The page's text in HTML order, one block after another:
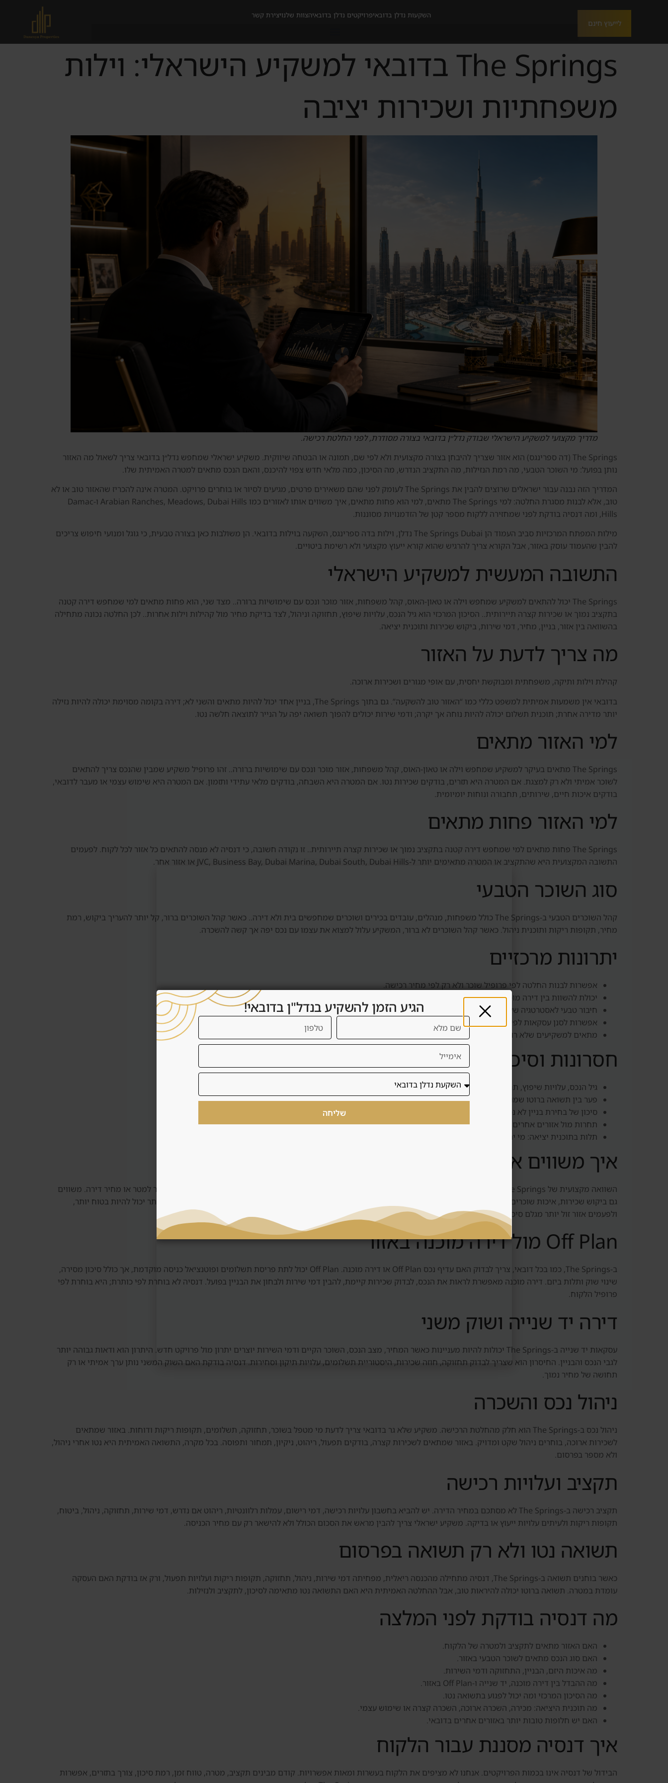
השקעות נדלן בדובאיפרויקטים נדלן בדובאיהצוות שלנויצירת קשר
לייעוץ חינם
The Springs בדובאי למשקיע הישראלי: וילות
משפחתיות ושכירות יציבה
מדריך מקצועי למשקיע הישראלי שבודק נדל״ן בדובאי בצורה מסודרת, לפני החלטת רכישה.
The Springs (דה ספרינגס) הוא אזור שצריך להיבחן בצורה מקצועית ולא לפי שם, תמונה או הבטחה שיווקית. משקיע ישראלי שמחפש נדל״ן בדובאי צריך לשאול מה האזור
נותן בפועל: מי השוכר הטבעי, מה רמת הנזילות, מה התקציב הנדרש, מה הסיכון, כמה מלאי חדש צפוי להיכנס, והאם הנכס מתאים למטרה האמיתית שלו.
המדריך הזה נבנה עבור ישראלים שרוצים להבין את The Springs לעומק לפני שהם משאירים פרטים, מגיעים לסיור או בוחרים פרויקט. המטרה אינה להכריז שהאזור טוב או לא
טוב, אלא לבנות מסגרת החלטה: למי The Springs מתאים, למי הוא פחות מתאים, איך משווים אותו לאזורים כמו Arabian Ranches, Meadows, Dubai Hills ו-Damac
Hills, ומה דנסיה בודקת לפני שמחזירה ללקוח מספר קטן של הזדמנויות מסוננות.
מילות המפתח המרכזיות סביב העמוד הן The Springs Dubai נדלן, וילות בדה ספרינגס, השקעה בוילות בדובאי. הן משולבות כאן בצורה טבעית, כי גוגל ומנועי חיפוש צריכים
להבין שהעמוד עוסק באזור, אבל הקורא צריך להרגיש שהוא קורא ייעוץ מקצועי ולא רשימת ביטויים.
התשובה המעשית למשקיע הישראלי
The Springs יכול להתאים למשקיע שמחפש וילה או טאון-האוס, קהל משפחות, אזור מוכר ונכס עם שימושיות ברורה.. מצד שני, הוא פחות מתאים למי שמחפש דירה קטנה
בתקציב נמוך או שכירות קצרה תיירותית.. הסיכון המרכזי הוא גיל הנכס, עלויות שיפוץ, תחזוקה וניהול, לצד בדיקת מחיר מול קהילות וילות אחרות.. לכן החלטה נכונה מתחילה
בהשוואה בין אזור, בניין, מחיר, דמי שירות, ביקוש שכירות ותוכנית יציאה.
מה צריך לדעת על האזור
קהילת וילות ותיקה, משפחתית ומבוקשת יחסית, עם אופי מגורים ושכירות ארוכה.
בדובאי אין משמעות אמיתית למשפט כללי כמו “האזור טוב להשקעה”. גם בתוך The Springs, בניין אחד יכול להיות מתאים והשני לא; דירה בקומה מסוימת יכולה להיות נזילה
יותר מדירה אחרת; תוכנית תשלום יכולה להיות נוחה אך יקרה; ודמי שירות יכולים להפוך תשואה יפה על הנייר לתוצאה חלשה נטו.
למי האזור מתאים
The Springs מתאים בעיקר למשקיע שמחפש וילה או טאון-האוס, קהל משפחות, אזור מוכר ונכס עם שימושיות ברורה.. זהו פרופיל משקיע שמבין שהנכס צריך להתאים
לשוכר אמיתי ולא רק למצגת. אם המטרה היא תזרים, בודקים שכירות נטו. אם המטרה היא השבחה, בודקים מלאי עתידי ותזמון. אם המטרה היא שימוש עצמי או מעבר לדובאי,
בודקים איכות חיים, שירותים, תחבורה ונוחות יומיומית.
למי האזור פחות מתאים
The Springs פחות מתאים למי שמחפש דירה קטנה בתקציב נמוך או שכירות קצרה תיירותית.. זו נקודה חשובה, כי דנסיה לא מנסה להתאים כל אזור לכל לקוח. לפעמים
התשובה המקצועית היא שהתקציב או המטרה מתאימים יותר ל-JVC, Business Bay, Dubai Marina, Dubai South, Dubai Hills או אזור אחר.
סוג השוכר הטבעי
קהל השוכרים הטבעי ב-The Springs כולל משפחות, מנהלים, עובדים בכירים ושוכרים שמחפשים בית ולא דירה.. כאשר קהל השוכרים ברור, קל יותר להעריך ביקוש, רמת
מחיר, תקופות ריקות ותוכנית ניהול. כאשר קהל השוכרים לא ברור, המשקיע עלול למצוא את עצמו עם נכס יפה אך קשה להשכרה.
יתרונות מרכזיים
אפשרות לבנות החלטה לפי פרופיל שוכר ולא רק לפי מחיר רכישה.
יכולת להשוות בין דירה מוכנה, דירה יד שנייה ו-Off Plan בהתאם למלאי באזור.
חיבור טבעי לאסטרטגיה של שכירות ארוכה או שימוש עצמי, לפי סוג הנכס.
אפשרות לסנן עסקאות לפי מחיר, דמי שירות, איכות בניין ותוכנית יציאה.
מתאים למשקיעים שלא רוצים לקבל רשימה ארוכה של פרויקטים אלא מספר קטן של אפשרויות שנבדקו.
חסרונות וסיכונים
גיל הנכס, עלויות שיפוץ, תחזוקה וניהול, לצד בדיקת מחיר מול קהילות וילות אחרות.
פער בין תשואה ברוטו שמוצגת בשיווק לבין תשואה נטו אחרי דמי שירות, ניהול, תחזוקה ותקופות ריקות.
סיכון של בחירת בניין לא נכון בתוך אזור שנשמע נכון.
תחרות מול אזורים אחרים כמו Arabian Ranches, Meadows, Dubai Hills ו-Damac Hills, שבהם ייתכן שהתקציב עובד טוב יותר.
תלות בתוכנית יציאה: מי יהיה הקונה הבא, האם השוק מספיק נזיל, ומה יקרה אם צריך למכור מוקדם.
איך משווים את האזור לאזורים אחרים
השוואה מקצועית של The Springs צריכה לכלול לפחות את Arabian Ranches, Meadows, Dubai Hills ו-Damac Hills. לא משווים רק מחיר למטר או מחיר דירה. משווים
גם ביקוש שכירות, איכות שוכרים, תחבורה, קרבה למוקדי תעסוקה, תחזוקה, דמי שירות, מלאי עתידי, רמת יזמים וסחירות. לפעמים אזור יקר יותר יכול להיות בטוח יותר,
ולפעמים אזור זול יותר מגלם סיכון שלא רואים במבט ראשון.
Off Plan מול דירה מוכנה באזור
ב-The Springs, כמו בכל דובאי, צריך לבדוק האם עדיף נכס Off Plan או דירה מוכנה. Off Plan יכול לתת פריסת תשלומים ופוטנציאל כניסה מוקדמת, אך כולל סיכון מסירה,
שינוי שוק ותלות ביזם. דירה מוכנה מאפשרת לראות את הנכס, לבדוק שכירות קיימת, להבין דמי שירות ולבחון את הבניין בפועל. דנסיה לא בוחרת לפי כותרת; היא בוחרת לפי
פרופיל הלקוח.
דירה יד שנייה ושוק משני
עסקאות יד שנייה ב-The Springs יכולות להיות מעניינות כאשר המחיר, מצב הנכס, השוכר הקיים ודמי השירות יוצרים יתרון מול פרויקט חדש. היתרון הוא ודאות גבוהה יותר
לגבי הנכס והבניין. החיסרון הוא שצריך לבדוק תחזוקה, חוזה שכירות, היסטוריית תשלומים, עלויות תיקון וסחירות. דנסיה בודקת האם השוק המשני נותן ערך אמיתי או רק
תחושה של מחיר נמוך.
ניהול נכס והשכרה
ניהול נכס ב-The Springs הוא חלק מהחלטת הרכישה. משקיע שלא גר בדובאי צריך לדעת מי מטפל בשוכר, תחזוקה, תשלומים, תקופות ריקות ודוחות. באזור שמתאים
לשכירות ארוכה, בוחרים ניהול שקט ומדויק. באזור שמתאים לשכירות קצרה, בודקים תפעול, ריהוט, ניקיון, תמחור ותפוסה. בכל מקרה, התשואה האמיתית היא נטו אחרי ניהול,
ולא מספר בפרסום.
תקציב ועלויות רכישה
תקציב רכישה ב-The Springs לא מסתכם במחיר הדירה. יש להביא בחשבון עלויות רכישה, דמי רישום, עמלות רלוונטיות, ריהוט אם נדרש, דמי שירות, תחזוקה, ניהול, ביטוח,
תקופות ריקות ולעיתים עלויות ייעוץ או בדיקה. משקיע ישראלי צריך להבין מראש את הסכום הכולל ולא להישאר רק עם מחיר הכניסה.
תשואה נטו ולא רק תשואה בפרסום
כאשר בוחנים תשואה ב-The Springs, דנסיה מתחילה מהכנסה ריאלית, מפחיתה דמי שירות, ניהול, תחזוקה, תקופות ריקות ועלויות תפעול, ורק אז בודקת האם העסקה
עומדת במטרה. תשואה ברוטו יכולה להיראות טוב, אבל ההחלטה האמיתית היא האם התשואה נטו מתאימה לסיכון, לתקציב ולנזילות.
מה דנסיה בודקת לפני המלצה
האם האזור מתאים לתקציב ולמטרה של הלקוח.
האם סוג הנכס מתאים לשוכר הטבעי באזור.
מה איכות היזם, הבניין, התחזוקה ודמי השירות.
מה ההבדל בין דירה מוכנה, יד שנייה ו-Off Plan באזור.
מה הסיכון המרכזי ומה יכול לפגוע בתשואה נטו.
מה תוכנית היציאה: מכירה, השכרה ארוכה, השכרה קצרה או שימוש עצמי.
האם יש חלופות טובות יותר באזורים אחרים בדובאי.
איך דנסיה מסננת עבור הלקוח
הבידול של דנסיה אינו בכמות הפרויקטים. אנחנו לא מציפים את הלקוח בעשרות ומאות אפשרויות. קודם מבינים תקציב, מטרה, טווח זמן, רמת סיכון, צורך בתזרים, אפשרות
הגיע הזמן להשקיע בנדל"ן בדובאי!
שליחה